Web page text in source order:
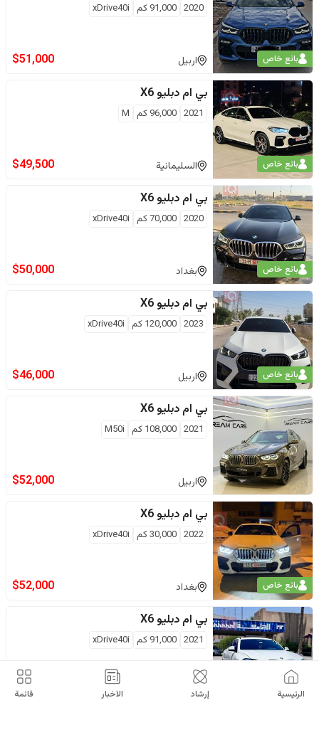
الرئيسية إرشاد الاخبار قائمة
بائع خاص
2020
91,000 كم xDrive40i
اربيل $51,000
بائع خاص
بي ام دبليو X6
2021
96,000 كم M
السليمانية $49,500
بائع خاص
بي ام دبليو X6
2020
70,000كم xDrive40i
بغداد $50,000
بائع خاص
بي ام دبليو X6
2023
120,000 كم xDrive40i
اربيل $46,000
بي ام دبليو X6
2021
108,000 كم M50i
اربيل $52,000
بائع خاص
بي ام دبليو X6
2022
30,000كم xDrive40i
بغداد $52,000
بائع خاص
بي ام دبليو X6
2021
91,000 كم xDrive40i
بغداد $55,500